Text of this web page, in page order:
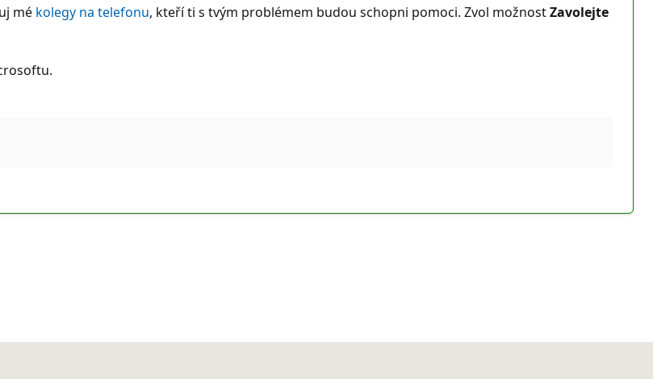
mé kolegy na telefonu, kteří ti s tvým problémem budou schopni pomoci. Zvol možnostZavolejte